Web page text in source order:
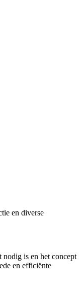
en diverse
is en het concept
en efficiënte